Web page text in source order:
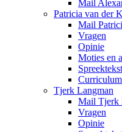
Mail
Patricia van der
Mail
Vragen
Opinie
Moties en
Tjerk Langman
Mail Tjerk
Vragen
Opinie